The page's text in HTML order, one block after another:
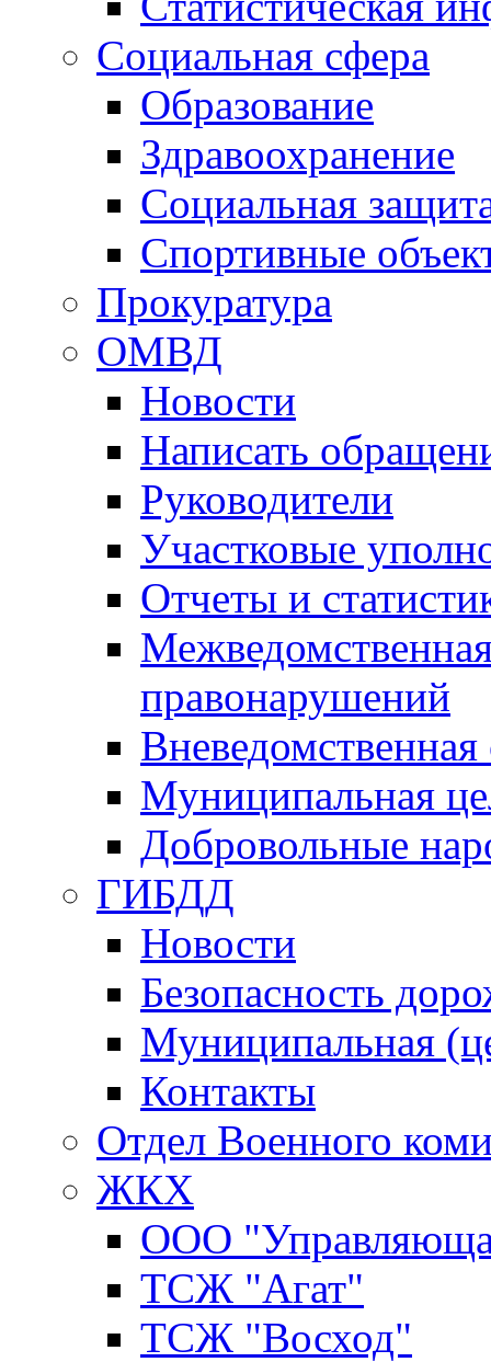
Социальная сфера
Образование
Здравоохранение
Социальная
Спортивные
Прокуратура
ОМВД
Новости
Написать
Руководители
Участковые
Отчеты и
правонарушений
Вневедомственная
Муниципальная
Добровольные
ГИБДД
Новости
Безопасность
Муниципальная
Контакты
Отдел Военного
ЖКХ
ООО
ТСЖ "Агат"
ТСЖ "Восход"